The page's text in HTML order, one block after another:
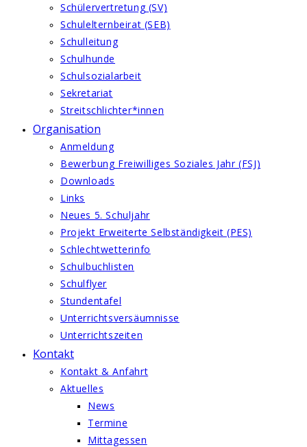
Schülervertretung (SV)
Schulelternbeirat (SEB)
Schulleitung
Schulhunde
Schulsozialarbeit
Sekretariat
Streitschlichter*innen
Organisation
Anmeldung
Bewerbung Freiwilliges Soziales Jahr (FSJ)
Downloads
Links
Neues 5. Schuljahr
Projekt Erweiterte Selbständigkeit (PES)
Schlechtwetterinfo
Schulbuchlisten
Schulflyer
Stundentafel
Unterrichtsversäumnisse
Unterrichtszeiten
Kontakt
Kontakt & Anfahrt
Aktuelles
News
Termine
Mittagessen